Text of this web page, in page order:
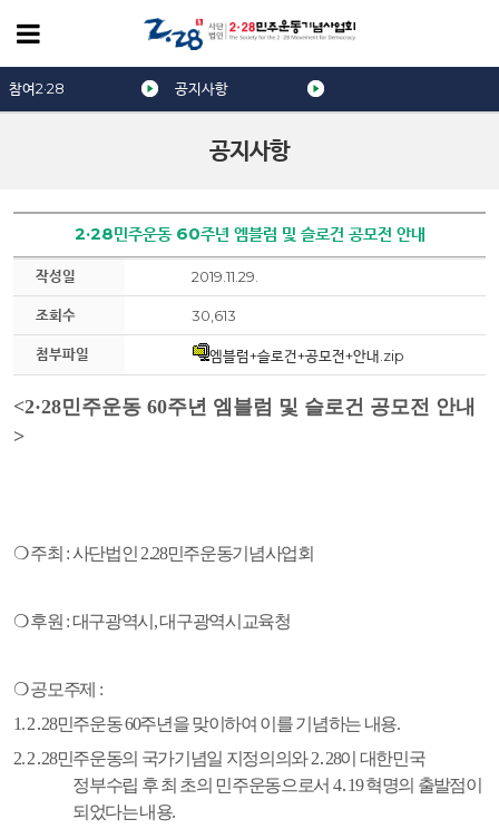
공지사항
참여2·28 공지사항
2·28민주운동 60주년 엠블럼 및 슬로건 공모전 안내
작성일 2019.11.29.
조회수 30,613
첨부파일 엠블럼+슬로건+공모전+안내.zip
<2·28민주운동 60주년 엠블럼 및 슬로건 공모전 안내
>
❍주최 :사단법인 2․28민주운동기념사업회
❍후원 :대구광역시 ,대구광역시교육청
❍공모주제 :
1. 2․28민주운동60주년을 맞이하여 이를 기념하는 내용.
2. 2․28민주운동의 국가기념일 지정의의와2․28이 대한민국
정부수립 후 최 초의 민주운동으로서 4․19혁명의 출발점이
되었다는 내용.